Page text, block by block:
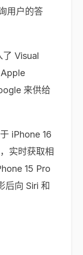
用户的答
了 Visual
来供给
iPhone 16
实时获取相
15 Pro
后向 Siri 和